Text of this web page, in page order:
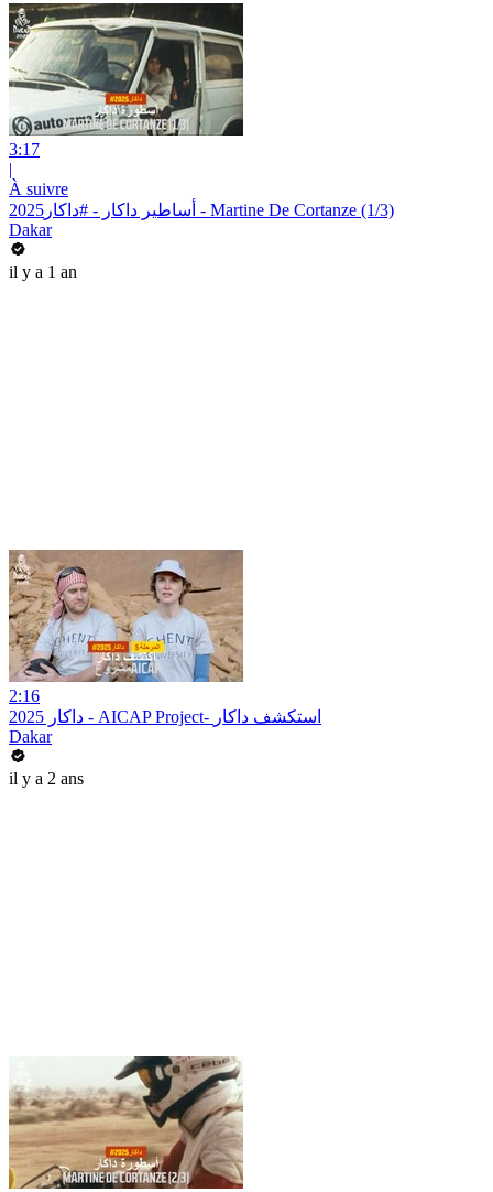
3:17
|
À suivre
أساطير داكار - #داكار2025 - Martine De Cortanze (1/3)
Dakar
il y a 1 an
2:16
داكار 2025 - AICAP Project- استكشف داكار
Dakar
il y a 2 ans